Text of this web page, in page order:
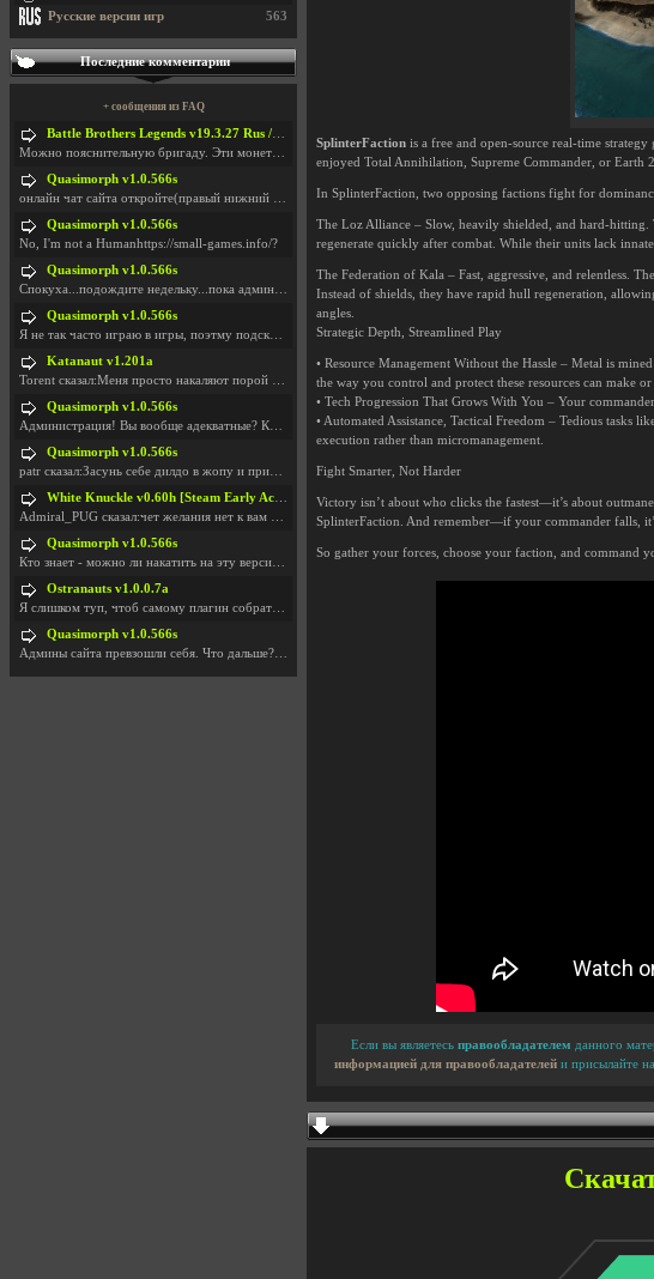
SplinterFaction is a free and open-source real-time
enjoyed Total Annihilation, Supreme Commander, or Earth
In SplinterFaction, two opposing factions fight for
The Loz Alliance – Slow, heavily shielded, and hard-
regenerate quickly after combat. While their units lack
The Federation of Kala – Fast, aggressive, and relentless.
Instead of shields, they have rapid hull regeneration,
angles.
Strategic Depth, Streamlined Play
• Resource Management Without the Hassle – Metal is
the way you control and protect these resources can make or
• Tech Progression That Grows With You – Your
• Automated Assistance, Tactical Freedom – Tedious tasks
execution rather than micromanagement.
Fight Smarter, Not Harder
Victory isn’t about who clicks the fastest—it’s about
SplinterFaction. And remember—if your commander falls,
So gather your forces, choose your faction, and command
Если вы являетесь правообладателем данного
информацией для правообладателей и присылайте
563
Русские версии игр
Последние комментарии
+ сообщения из FAQ
Battle Brothers Legends v19.3.27 Rus / + Battle Brothers Legends v19.3.39 Eng
Можно пояснительную бригаду. Эти монетки, они в ка
Quasimorph v1.0.566s
онлайн чат сайта откройте(правый нижний угол экран
Quasimorph v1.0.566s
No, I'm not a Humanhttps://small-games.info/?
Quasimorph v1.0.566s
Спокуха...подождите недельку...пока админов отпуст
Quasimorph v1.0.566s
Я не так часто играю в игры, поэтму подсказка про
Katanaut v1.201a
Torent сказал:Меня просто накаляют порой речи о то
Quasimorph v1.0.566s
Администрация! Вы вообще адекватные? Какие монетки
Quasimorph v1.0.566s
patr сказал:Засунь себе дилдо в жопу и пришли фотк
White Knuckle v0.60h [Steam Early Access]
Admiral_PUG сказал:чет желания нет к вам сюда захо
Quasimorph v1.0.566s
Кто знает - можно ли накатить на эту версию моды?
Ostranauts v1.0.0.7a
Я слишком туп, чтоб самому плагин собрать. И что-т
Quasimorph v1.0.566s
Админы сайта превзошли себя. Что дальше? Засунь се